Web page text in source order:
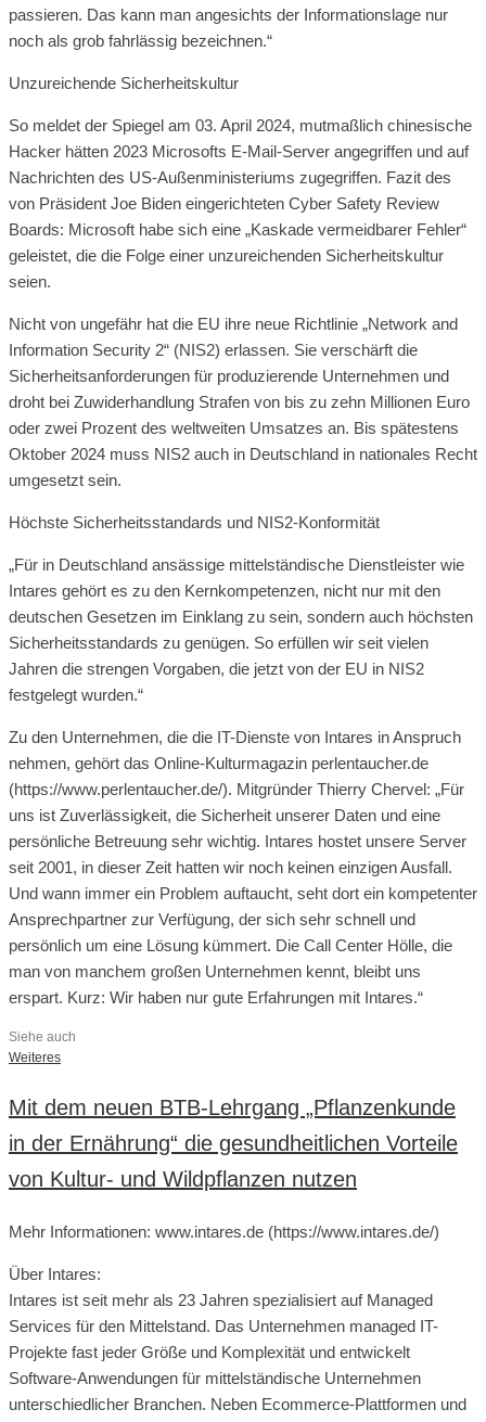
passieren. Das kann man angesichts der Informationslage nur
noch als grob fahrlässig bezeichnen.“
Unzureichende Sicherheitskultur
So meldet der Spiegel am 03. April 2024, mutmaßlich chinesische
Hacker hätten 2023 Microsofts E-Mail-Server angegriffen und auf
Nachrichten des US-Außenministeriums zugegriffen. Fazit des
von Präsident Joe Biden eingerichteten Cyber Safety Review
Boards: Microsoft habe sich eine „Kaskade vermeidbarer Fehler“
geleistet, die die Folge einer unzureichenden Sicherheitskultur
seien.
Nicht von ungefähr hat die EU ihre neue Richtlinie „Network and
Information Security 2“ (NIS2) erlassen. Sie verschärft die
Sicherheitsanforderungen für produzierende Unternehmen und
droht bei Zuwiderhandlung Strafen von bis zu zehn Millionen Euro
oder zwei Prozent des weltweiten Umsatzes an. Bis spätestens
Oktober 2024 muss NIS2 auch in Deutschland in nationales Recht
umgesetzt sein.
Höchste Sicherheitsstandards und NIS2-Konformität
„Für in Deutschland ansässige mittelständische Dienstleister wie
Intares gehört es zu den Kernkompetenzen, nicht nur mit den
deutschen Gesetzen im Einklang zu sein, sondern auch höchsten
Sicherheitsstandards zu genügen. So erfüllen wir seit vielen
Jahren die strengen Vorgaben, die jetzt von der EU in NIS2
festgelegt wurden.“
Zu den Unternehmen, die die IT-Dienste von Intares in Anspruch
nehmen, gehört das Online-Kulturmagazin perlentaucher.de
(https://www.perlentaucher.de/). Mitgründer Thierry Chervel: „Für
uns ist Zuverlässigkeit, die Sicherheit unserer Daten und eine
persönliche Betreuung sehr wichtig. Intares hostet unsere Server
seit 2001, in dieser Zeit hatten wir noch keinen einzigen Ausfall.
Und wann immer ein Problem auftaucht, seht dort ein kompetenter
Ansprechpartner zur Verfügung, der sich sehr schnell und
persönlich um eine Lösung kümmert. Die Call Center Hölle, die
man von manchem großen Unternehmen kennt, bleibt uns
erspart. Kurz: Wir haben nur gute Erfahrungen mit Intares.“
Siehe auch
Weiteres
Mit dem neuen BTB-Lehrgang „Pflanzenkunde
in der Ernährung“ die gesundheitlichen Vorteile
von Kultur- und Wildpflanzen nutzen
Mehr Informationen: www.intares.de (https://www.intares.de/)
Über Intares:
Intares ist seit mehr als 23 Jahren spezialisiert auf Managed
Services für den Mittelstand. Das Unternehmen managed IT-
Projekte fast jeder Größe und Komplexität und entwickelt
Software-Anwendungen für mittelständische Unternehmen
unterschiedlicher Branchen. Neben Ecommerce-Plattformen und